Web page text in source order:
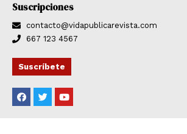
Suscripciones
contacto@vidapublicarevista.com
667 123 4567
Suscríbete
F
a
c
T
w
i
Y
o
u